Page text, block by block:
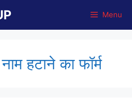
Menu
हटाने का फॉर्म